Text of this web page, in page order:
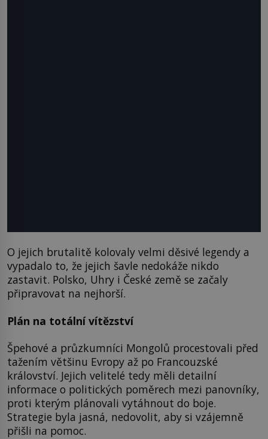
O jejich brutalitě kolovaly velmi děsivé legendy a
vypadalo to, že jejich šavle nedokáže nikdo
zastavit. Polsko, Uhry i České země se začaly
připravovat na nejhorší.
Plán na totální vítězství
Špehové a průzkumníci Mongolů procestovali před
tažením většinu Evropy až po Francouzské
království. Jejich velitelé tedy měli detailní
informace o politických poměrech mezi panovníky,
proti kterým plánovali vytáhnout do boje.
Strategie byla jasná, nedovolit, aby si vzájemně
přišli na pomoc.